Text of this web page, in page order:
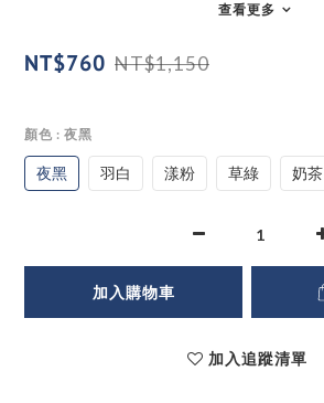
查看更多
NT$760 NT$1,150
顏色 : 夜黑
夜黑 羽白 漾粉 草綠 奶茶
加入購物車
加入追蹤清單